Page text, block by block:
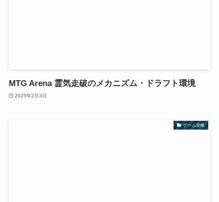
MTG Arena 霊気走破のメカニズム・ドラフト環境
2025年2月3日
ゲーム攻略